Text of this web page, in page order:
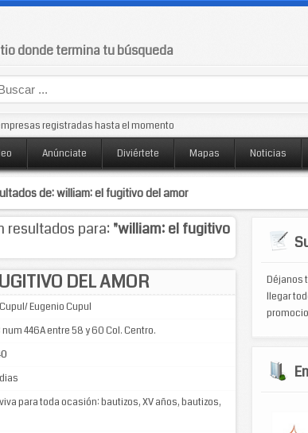
donde termina tu búsqueda
registradas hasta el momento
Anúnciate Diviértete Mapas Noticias
de: william: el fugitivo del amor
resultados para: "william: el fugitivo
DEL AMOR
Eugenio Cupul
446A entre 58 y 60 Col. Centro.
para toda ocasión: bautizos, XV años, bautizos,
Déjanos
llegar